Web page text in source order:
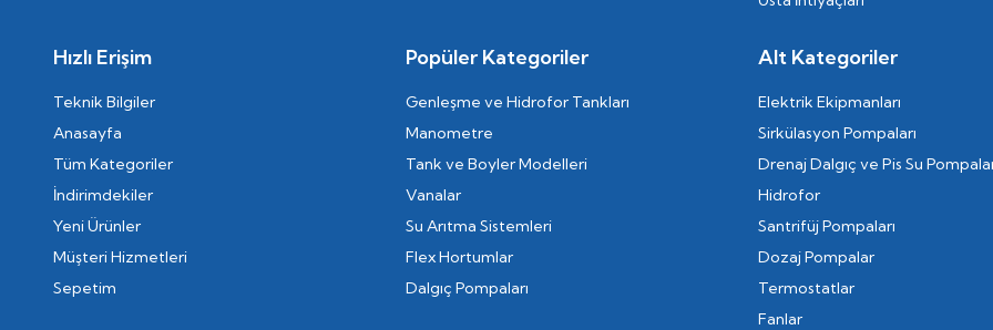
NEX
BASIC AKUMULASYON TANKI
MC
PRO AKUMULASYON TANKI
Tek Serpantinli Boyler
TEK SERPANTİNLİ BASIC BOYLER
ÇİFT SERPANTİNLİ BASIC BOYLER
Çift Serpantinli Boyler
Hızlı Erişim
Teknik Bilgiler
Anasayfa
Tüm Kategoriler
İndirimdekiler
Yeni Ürünler
Müşteri Hizmetleri
Sepetim
Popüler Kategoriler
Genleşme ve Hidrofor Tankları
Manometre
Tank ve Boyler Modelleri
Vanalar
Su Arıtma Sistemleri
Flex Hortumlar
Dalgıç Pompaları
Alt Kategoriler
Elektrik Ekipmanları
Sirkülasyon Pompaları
Drenaj Dalgıç ve Pis Su
Hidrofor
Santrifüj Pompaları
Dozaj Pompalar
Termostatlar
Fanlar